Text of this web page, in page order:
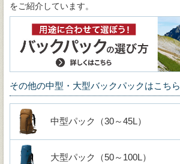
をご紹介しています。
その他の中型・大型バックパックはこちら
中型パック（30～45L）
大型パック（50～100L）